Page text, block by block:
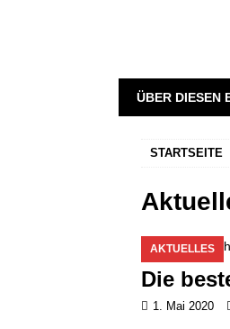
ÜBER DIESEN
STARTSEITE
AKTUELLES
Die
1. Mai 2020